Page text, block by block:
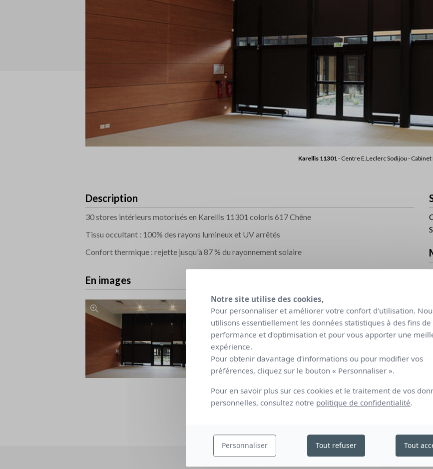
Karellis 11301- Centre E.Leclerc Sodijou -
Description
30 stores intérieurs motorisés en Karellis 11301 coloris 617 Chêne
Tissu occultant : 100% des rayons lumineux et UV arrêtés
Confort thermique : rejette jusqu'à 87 % du rayonnement solaire
En images
Notre site utilise des cookies,
Pour personnaliser et améliorer votre confort d'utilisation.
utilisons essentiellement les données statistiques à des fins de
performance et d'optimisation et pour vous apporter une
expérience.
Pour obtenir davantage d'informations ou pour modifier vos
préférences, cliquez sur le bouton « Personnaliser ».
Pour en savoir plus sur ces cookies et le traitement de vos
personnelles, consultez notre politique de confidentialité.
Personnaliser Tout refuser Tout